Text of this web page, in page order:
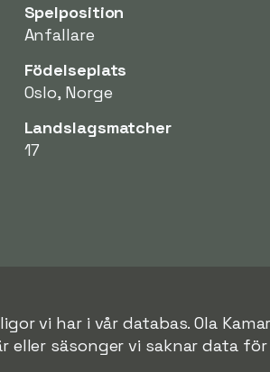
Spelposition
Anfallare
Födelseplats
Oslo, Norge
Landslagsmatcher
17
vi har i vår databas. Ola
eller säsonger vi saknar data